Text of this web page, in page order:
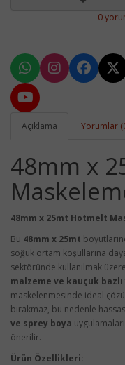
0
Açıklama Yorumlar
48mm x
48mm x 25mt Hotmelt
Bu 48mm x 25mt
soğuk ortam koşullarına
sektöründe kullanılmak
malzeme ve kauçuk bazlı
maskelenmesinde ideal
bırakmaz, bu nedenle
ve sprey boya
önerilir.
Ürün Özellikleri: